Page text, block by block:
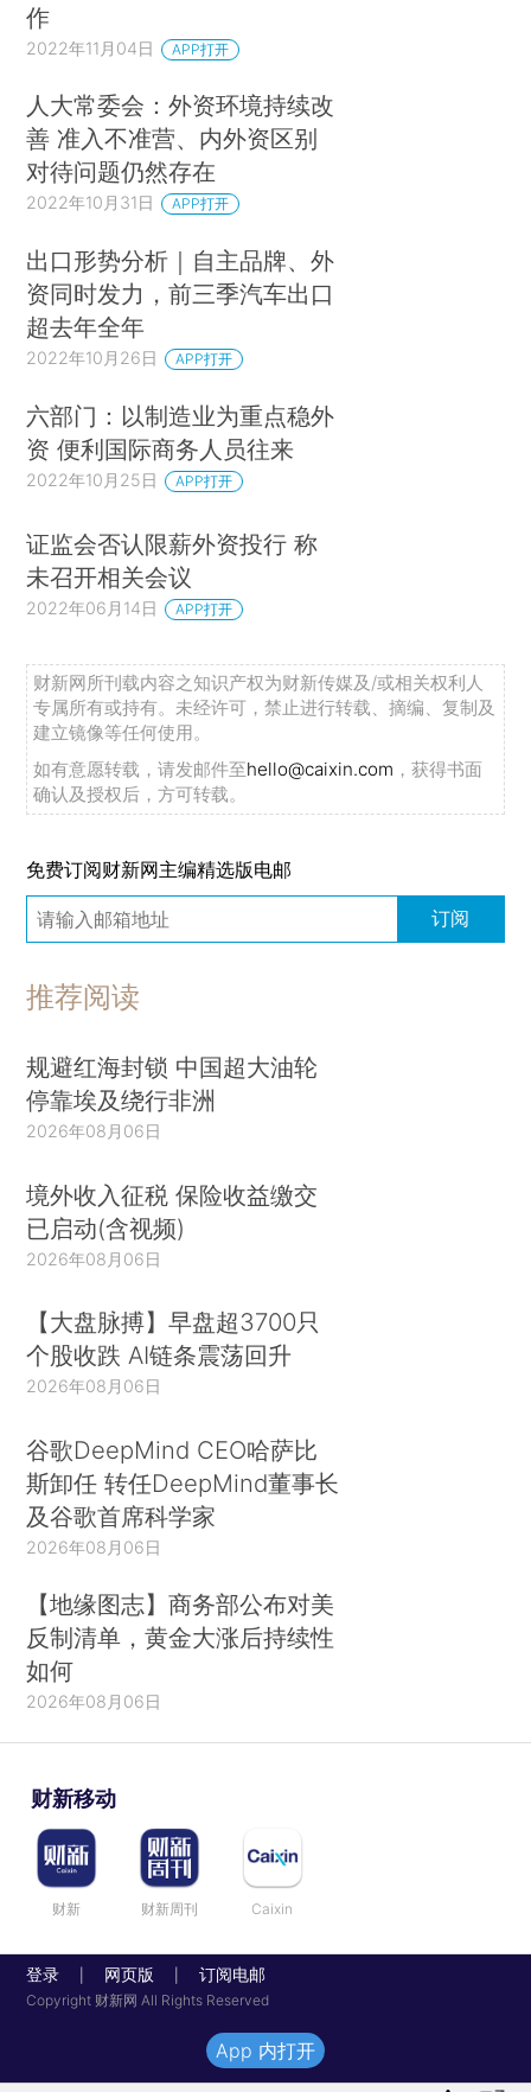
作
2022年11月04日 APP打开
人大常委会：外资环境持续改
善 准入不准营、内外资区别
对待问题仍然存在
2022年10月31日 APP打开
出口形势分析｜自主品牌、外
资同时发力，前三季汽车出口
超去年全年
2022年10月26日 APP打开
六部门：以制造业为重点稳外
资 便利国际商务人员往来
2022年10月25日 APP打开
证监会否认限薪外资投行 称
未召开相关会议
2022年06月14日 APP打开
财新网所刊载内容之知识产权为财新传媒及/或相关权利人
专属所有或持有。未经许可，禁止进行转载、摘编、复制及
建立镜像等任何使用。
如有意愿转载，请发邮件至hello@caixin.com ，获得书面
确认及授权后，方可转载。
免费订阅财新网主编精选版电邮
订阅
推荐阅读
规避红海封锁 中国超大油轮
停靠埃及绕行非洲
2026年08月06日
境外收入征税 保险收益缴交
已启动(含视频)
2026年08月06日
【大盘脉搏】早盘超3700只
个股收跌 AI链条震荡回升
2026年08月06日
谷歌DeepMind CEO哈萨比
斯卸任 转任DeepMind董事长
及谷歌首席科学家
2026年08月06日
【地缘图志】商务部公布对美
反制清单，黄金大涨后持续性
如何
2026年08月06日
财新移动
财新 财新周刊 Caixin
登录 网页版 订阅电邮
Copyright 财新网 All Rights Reserved
App 内打开